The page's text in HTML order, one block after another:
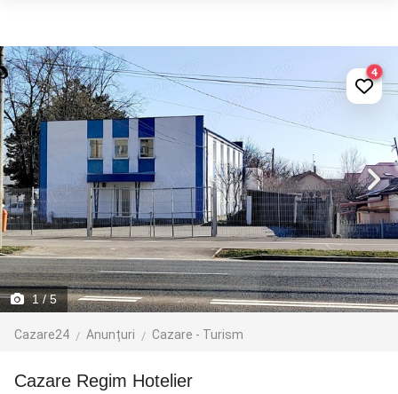
1/ 5
Cazare24 Anunțuri Cazare - Turism
4
Cazare Regim Hotelier